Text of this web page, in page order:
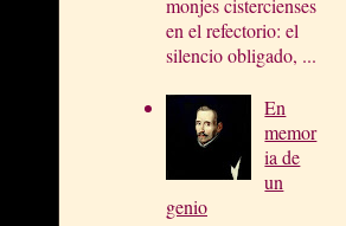
monjes cistercienses
en el refectorio: el
silencio obligado, ...
En
memor
ia de
un
genio